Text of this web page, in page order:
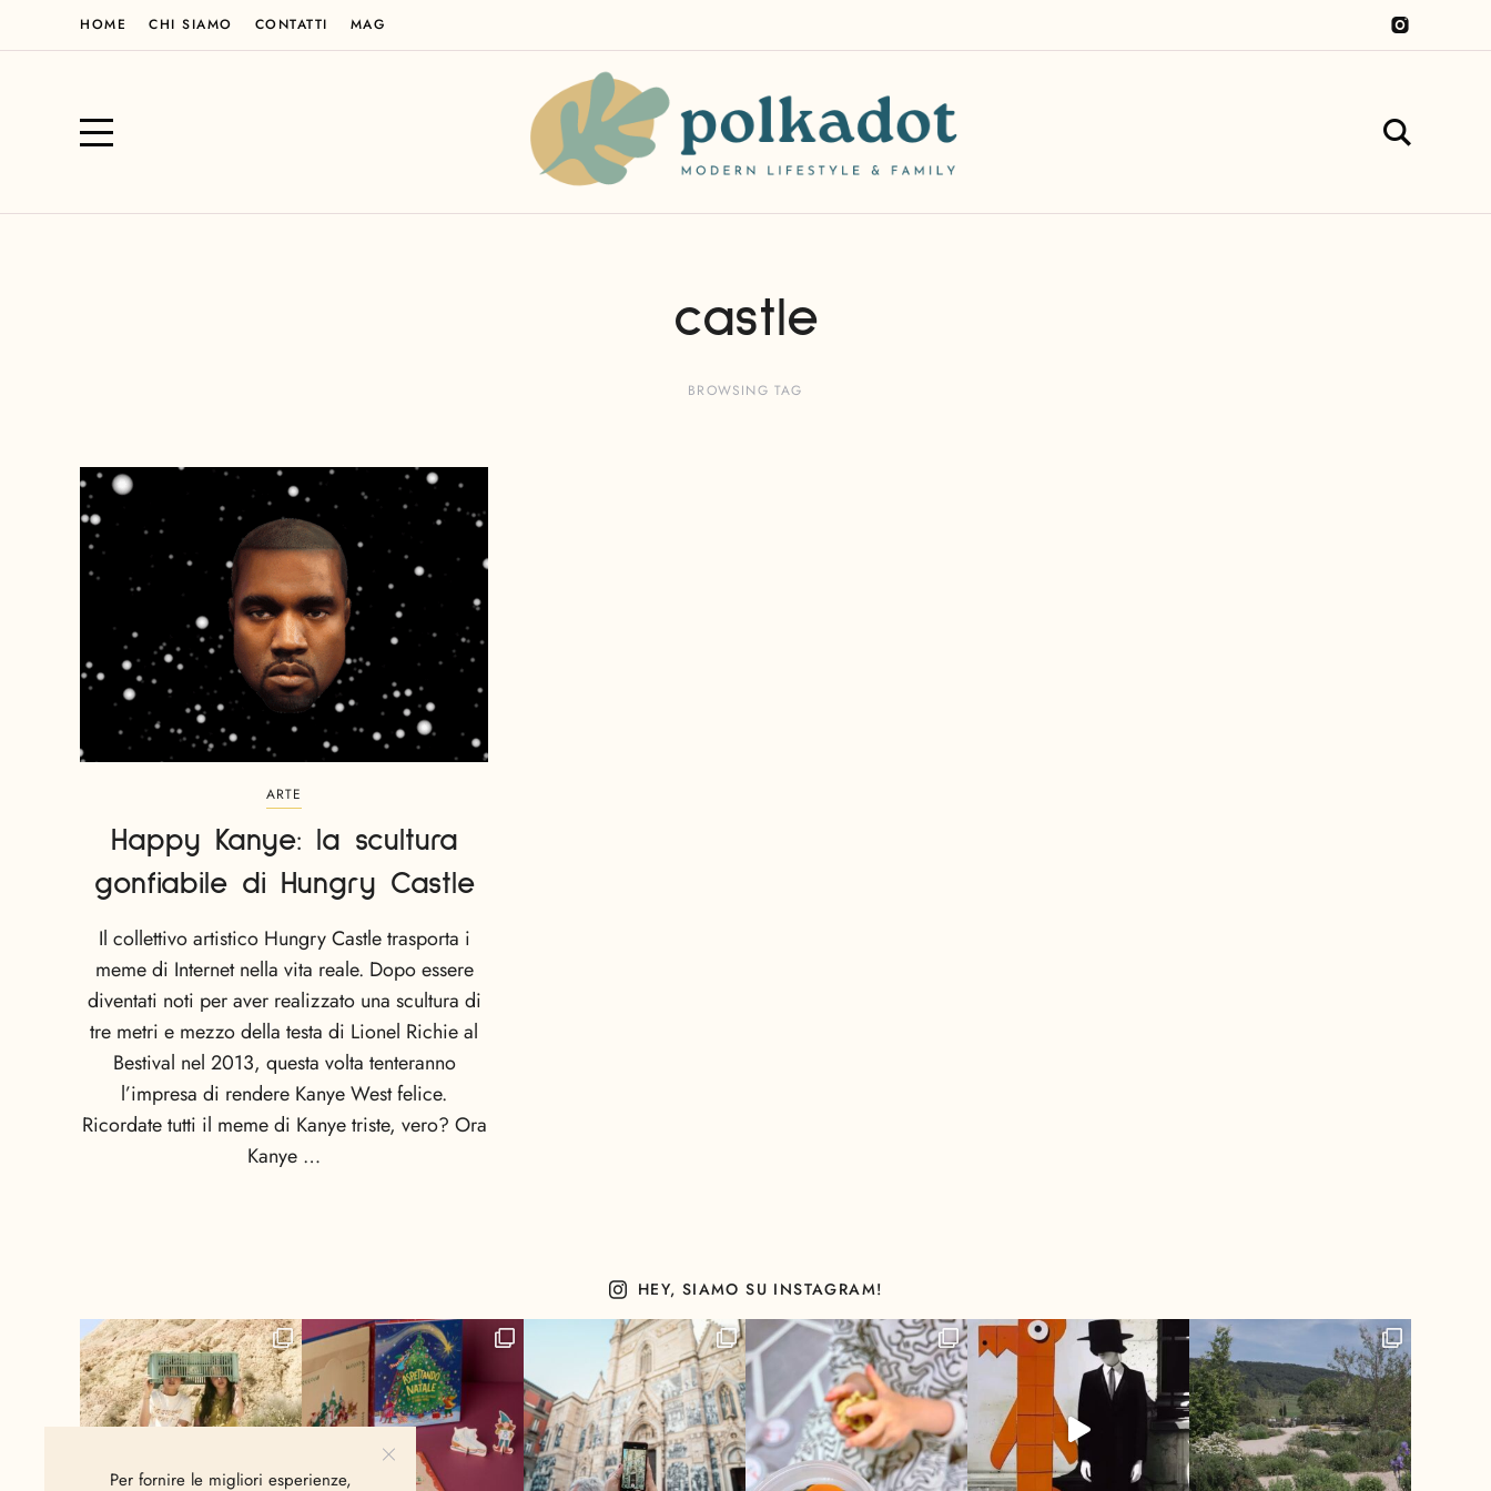
HOME CHI SIAMO CONTATTI MAG
castle
BROWSING TAG
ARTE
Happy Kanye: la scultura
gonfiabile di Hungry Castle
Il collettivo artistico Hungry Castle trasporta i
meme di Internet nella vita reale. Dopo essere
diventati noti per aver realizzato una scultura di
tre metri e mezzo della testa di Lionel Richie al
Bestival nel 2013, questa volta tenteranno
l’impresa di rendere Kanye West felice.
Ricordate tutti il meme di Kanye triste, vero? Ora
Kanye …
HEY, SIAMO SU INSTAGRAM!
Per fornire le migliori esperienze,